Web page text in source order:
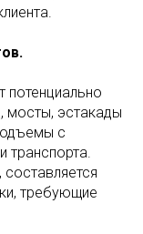
мосты, эстакады
с
транспорта.
требующие